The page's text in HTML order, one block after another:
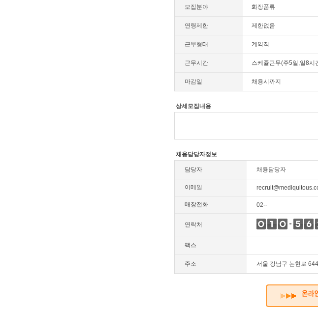
모집분야 화장품류
연령제한 제한없음
근무형태 계약직
근무시간 스케쥴근무(주5일,일8시
마감일 채용시까지
상세모집내용
채용담당자정보
담당자 채용담당자
이메일
매장전화 02--
연락처
팩스
주소 서울 강남구 논현로